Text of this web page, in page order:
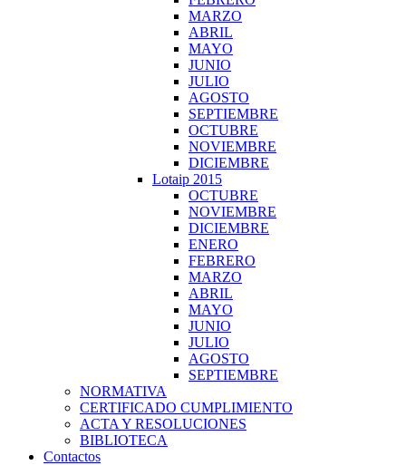
MARZO
ABRIL
MAYO
JUNIO
JULIO
AGOSTO
SEPTIEMBRE
OCTUBRE
NOVIEMBRE
DICIEMBRE
Lotaip 2015
OCTUBRE
NOVIEMBRE
DICIEMBRE
ENERO
FEBRERO
MARZO
ABRIL
MAYO
JUNIO
JULIO
AGOSTO
SEPTIEMBRE
NORMATIVA
CERTIFICADO CUMPLIMIENTO
ACTA Y RESOLUCIONES
BIBLIOTECA
Contactos